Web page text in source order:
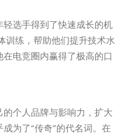
选手得到了快速成长的机
训练，帮助他们提升技术水
电竞圈内赢得了极高的口
个人品牌与影响力，扩大
为了“传奇”的代名词。在